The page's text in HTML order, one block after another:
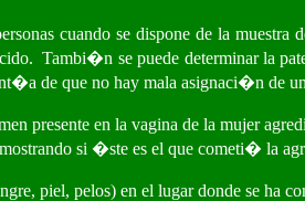
cuando se dispone de la
Tambi�n se puede determinar la
de que no hay mala asignaci�n de
presente en la vagina de la mujer
si �ste es el que cometi� la
piel, pelos) en el lugar donde se ha